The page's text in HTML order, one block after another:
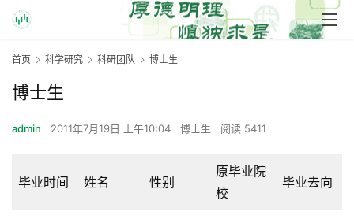
首页 科学研究 科研团队 博士生
博士生
admin 2011年7月19日 上午10:04 博士生 阅读 5411
毕业时间 姓名 性别
原毕业院
校
毕业去向